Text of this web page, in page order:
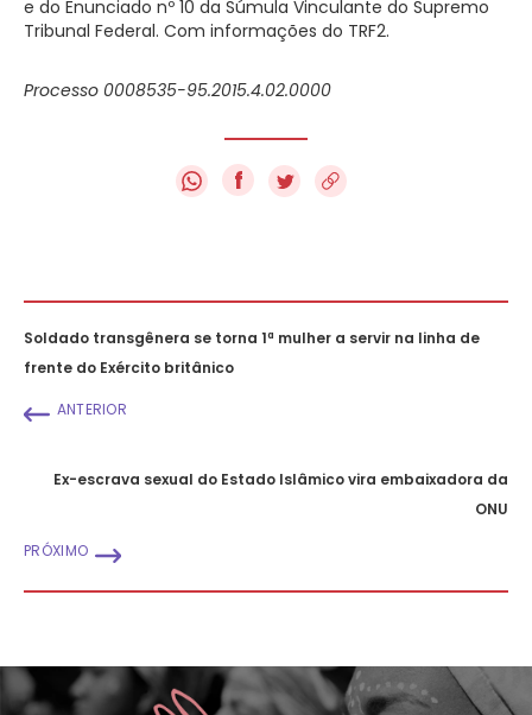
e do Enunciado nº 10 da Súmula Vinculante do Supremo
Tribunal Federal. Com informações do TRF2.
Processo 0008535-95.2015.4.02.0000
f
Soldado transgênera se torna 1ª mulher a servir na linha de
frente do Exército britânico
ANTERIOR
Ex-escrava sexual do Estado Islâmico vira embaixadora da
ONU
PRÓXIMO